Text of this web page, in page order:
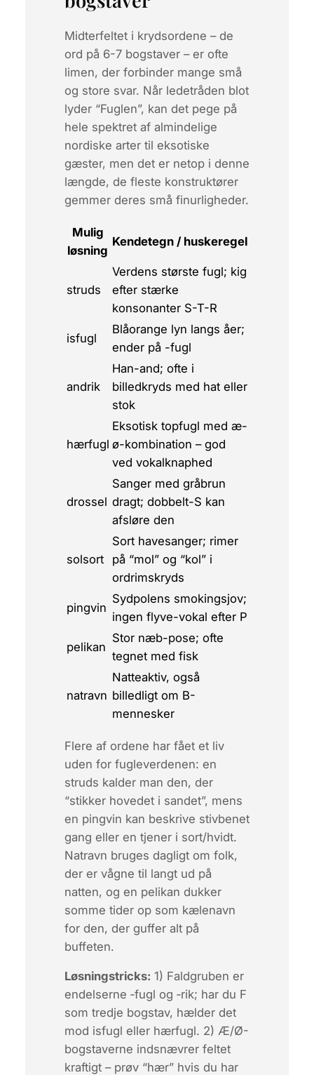
Midterfeltet i krydsordene – de
ord på 6-7 bogstaver – er ofte
limen, der forbinder mange små
og store svar. Når ledetråden blot
lyder “Fuglen”, kan det pege på
hele spektret af almindelige
nordiske arter til eksotiske
gæster, men det er netop i denne
længde, de fleste ­konstruktører
gemmer deres små finurligheder.
Mulig
løsning
Kendetegn / huskeregel
struds
Verdens største fugl; kig
efter stærke
konsonanter S-T-R
isfugl
Blåorange lyn langs åer;
ender på -fugl
andrik
Han-and; ofte i
billedkryds med hat eller
stok
hærfugl
Eksotisk topfugl med æ-
ø-kombination – god
ved vokalknaphed
drossel
Sanger med gråbrun
dragt; dobbelt-S kan
afsløre den
solsort
Sort havesanger; rimer
på “mol” og “kol” i
ordrimskryds
pingvin
Sydpolens smokingsjov;
ingen flyve-vokal efter P
pelikan
Stor næb-pose; ofte
tegnet med fisk
natravn
Natteaktiv, også
billedligt om B-
mennesker
Flere af ordene har fået et liv
uden for fugleverdenen: en
struds kalder man den, der
“stikker hovedet i sandet”, mens
en pingvin kan beskrive stivbenet
gang eller en tjener i sort/hvidt.
Natravn bruges dagligt om folk,
der er vågne til langt ud på
natten, og en pelikan dukker
somme tider op som kælenavn
for den, der guffer alt på
buffeten.
Løsnings­tricks: 1) Faldgruben er
endelserne ‑fugl og ‑rik; har du F
som tredje bogstav, hælder det
mod isfugl eller hærfugl. 2) Æ/Ø-
bogstaverne indsnævrer feltet
kraftigt – prøv “hær” hvis du har